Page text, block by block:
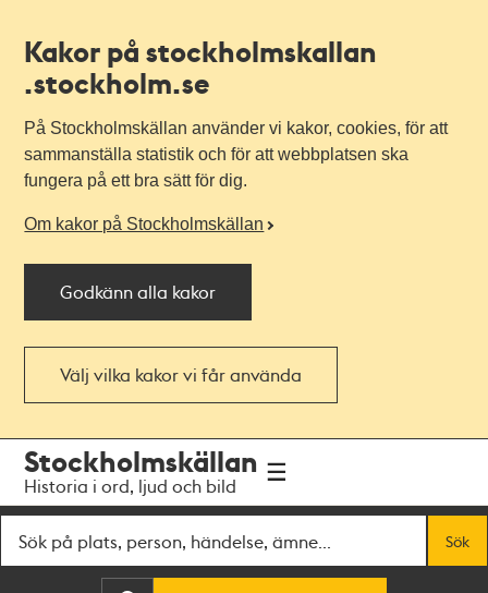
Kakor på stockholmskallan
.stockholm.se
På Stockholmskällan använder vi kakor, cookies, för att
sammanställa statistik och för att webbplatsen ska
fungera på ett bra sätt för dig.
Om kakor på Stockholmskällan
Godkänn alla kakor
Välj vilka kakor vi får använda
navigationen
huvudinnehållet
Stockholmskällan
Historia i ord, ljud och bild
Sök